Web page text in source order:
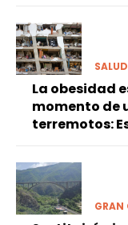
SALUD
La obesidad
momento de
terremotos:
GRAN